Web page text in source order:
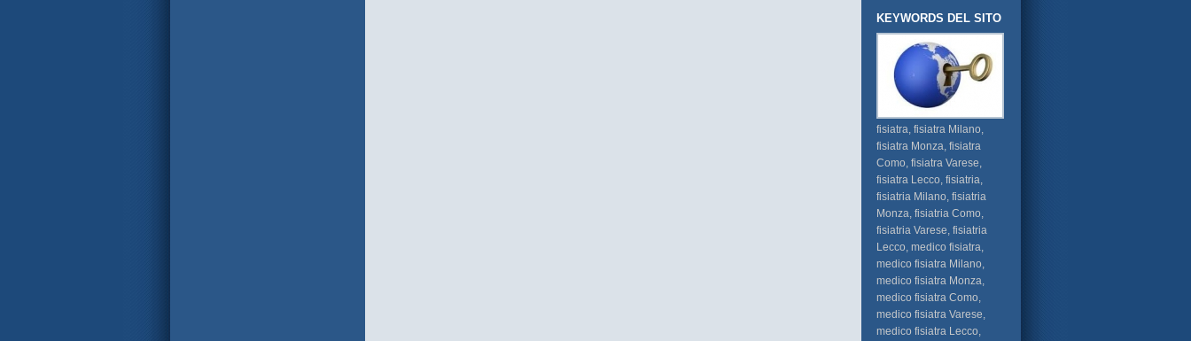
KEYWORDS DEL SITO
fisiatra, fisiatra Milano,
fisiatra Monza, fisiatra
Como, fisiatra Varese,
fisiatra Lecco, fisiatria,
fisiatria Milano, fisiatria
Monza, fisiatria Como,
fisiatria Varese, fisiatria
Lecco, medico fisiatra,
medico fisiatra Milano,
medico fisiatra Monza,
medico fisiatra Como,
medico fisiatra Varese,
medico fisiatra Lecco,